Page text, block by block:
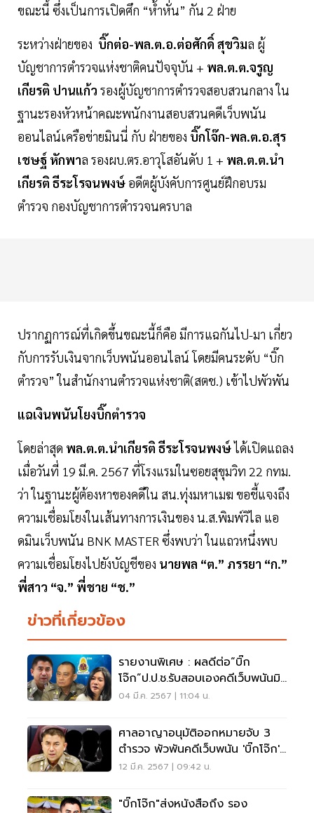
ขณะนี้ ซึ่งเป็นการเปิดศึก “ห้ำหั่น” กัน 2 ฝ่าย
ระหว่างฝ่ายของ บิ๊กต่อ-พล.ต.อ.ต่อศักดิ์ สุขวิมล ผู้
บัญชาการตำรวจแห่งชาติคนปัจจุบัน + พล.ต.ต.จรูญ
เกียรติ ปานแก้ว รองผู้บัญชาการตำรวจสอบสวนกลาง ใน
ฐานะรองหัวหน้าคณะพนักงานสอบสวนคดีเว็บพนัน
ออนไลน์เครือข่ายมินนี่ กับ ฝ่ายของ บิ๊กโจ๊ก-พล.ต.อ.สุร
เชษฐ์ หักพาล รองผบ.ตร.อาวุโสอันดับ 1 + พล.ต.ต.นำ
เกียรติ ธีระโรจนพงษ์ อดีตผู้บังคับการศูนย์ฝึกอบรม
ตำรวจ กองบัญชาการตำรวจนครบาล
ปรากฏการณ์ที่เกิดขึ้นขณะนี้ก็คือ มีการแฉกันไป-มา เกี่ยว
กับการรับเงินจากเว็บพนันออนไลน์ โดยมีคนระดับ “บิ๊ก
ตำรวจ” ในสำนักงานตำรวจแห่งชาติ(สตช.) เข้าไปพัวพัน
แฉเงินพนันโยงบิ๊กตำรวจ
โดยล่าสุด พล.ต.ต.นำเกียรติ ธีระโรจนพงษ์ได้เปิดแถลง
เมื่อวันที่ 19 มี.ค. 2567 ที่โรงแรมในซอยสุขุมวิท 22 กทม.
ว่า ในฐานะผู้ต้องหาของคดีใน สน.ทุ่งมหาเมฆ ขอชี้แจงถึง
ความเชื่อมโยงในเส้นทางการเงินของ น.ส.พิมพ์วิไล แอ
ดมินเว็บพนัน BNK MASTER ซึ่งพบว่า ในแถวหนึ่งพบ
ความเชื่อมโยงไปยังบัญชีของ นายพล “ต.” ภรรยา “ก.”
พี่สาว “จ.” พี่ชาย “ช.”
ข่าวที่เกี่ยวข้อง
รายงานพิเศษ : ผลดีต่อ“บิ๊ก
โจ๊ก”ป.ป.ช.รับสอบเองคดีเว็บพนันมิ
นนี่
04 มี.ค. 2567 | 11:04 น.
ศาลอาญาอนุมัติออกหมายจับ 3
ตำรวจ พัวพันคดีเว็บพนัน 'บิ๊กโจ๊ก'
โดนด้วย
12 มี.ค. 2567 | 09:42 น.
"บิ๊กโจ๊ก"ส่งหนังสือถึง รอง